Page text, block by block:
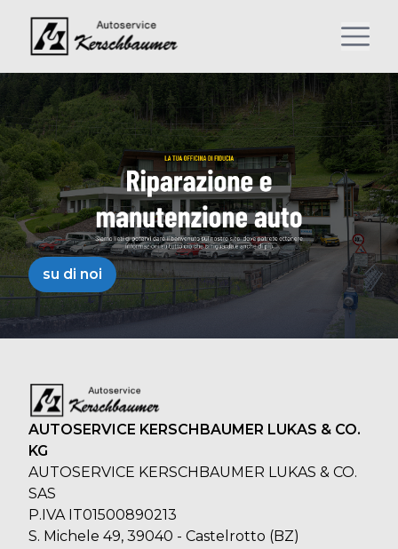
su di noi
AUTOSERVICE KERSCHBAUMER LUKAS & CO.
KG
AUTOSERVICE KERSCHBAUMER LUKAS & CO.
SAS
P.IVA IT01500890213
S. Michele 49, 39040 - Castelrotto (BZ)